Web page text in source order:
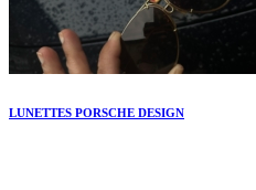
LUNETTES PORSCHE DESIGN